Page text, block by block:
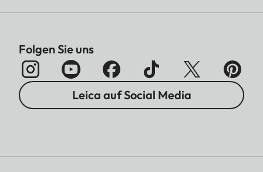
Folgen Sie uns
Leica auf Social Media